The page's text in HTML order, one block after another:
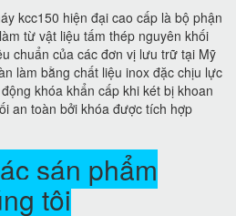
kcc150 hiện đại cao cấp là bộ phận
từ vật liệu tấm thép nguyên khối
chuẩn của các đơn vị lưu trữ tại Mỹ
làm bằng chất liệu inox đặc chịu lực
khóa khẩn cấp khi két bị khoan
an toàn bởi khóa được tích hợp
sán phẩm
tôi